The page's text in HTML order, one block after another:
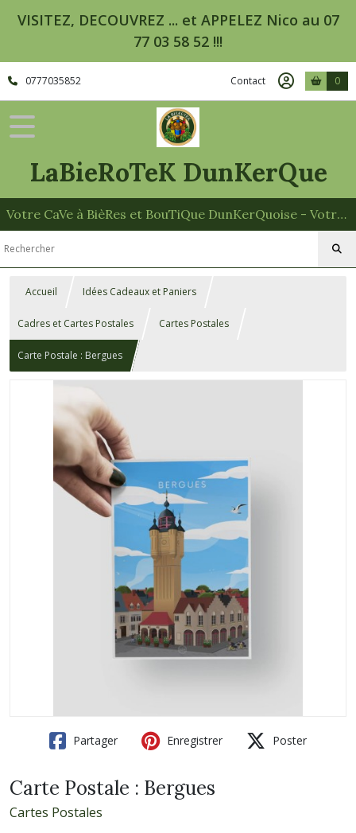
VISITEZ, DECOUVREZ ... et APPELEZ Nico au 07
77 03 58 52 !!!
0777035852 Contact 0
LaBieRoTeK DunKerQue
Votre CaVe à BièRes et BouTiQue DunKerQuoise - Votre Spécialiste des Paniers Garnis
Accueil Idées Cadeaux et Paniers
Cadres et Cartes Postales Cartes Postales
Carte Postale : Bergues
Partager Enregistrer Poster
Carte Postale : Bergues
Cartes Postales